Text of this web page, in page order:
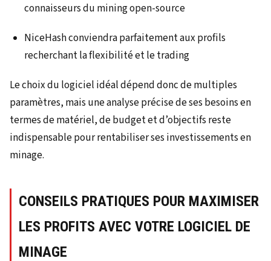
connaisseurs du mining open-source
NiceHash conviendra parfaitement aux profils
recherchant la flexibilité et le trading
Le choix du logiciel idéal dépend donc de multiples
paramètres, mais une analyse précise de ses besoins en
termes de matériel, de budget et d’objectifs reste
indispensable pour rentabiliser ses investissements en
minage.
CONSEILS PRATIQUES POUR MAXIMISER
LES PROFITS AVEC VOTRE LOGICIEL DE
MINAGE